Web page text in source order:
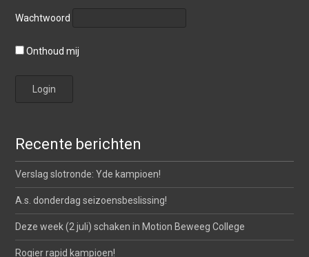
Wachtwoord
Onthoud mij
Recente berichten
Verslag slotronde: Yde kampioen!
A.s. donderdag seizoensbeslissing!
Deze week (2 juli) schaken in Motion Beweeg College
Rogier rapid kampioen!